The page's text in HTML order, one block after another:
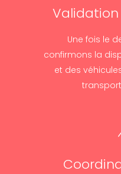
Une fois le
confirmons la
et des